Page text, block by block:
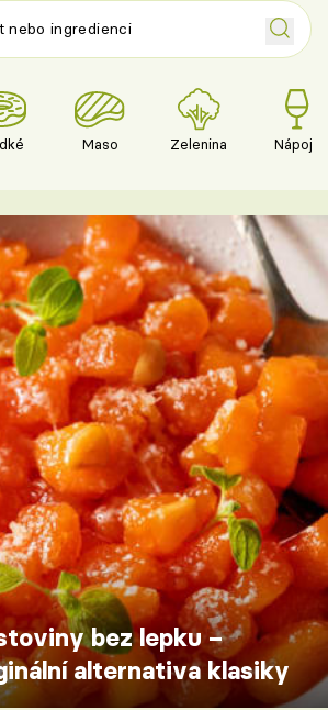
Maso Zelenina Nápoje
bez lepku –
alternativa klasiky